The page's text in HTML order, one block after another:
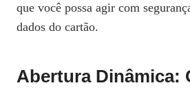
que você possa agir com
dados do cartão.
Abertura Dinâmica: